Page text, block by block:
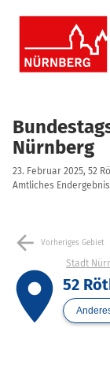
Nürnberg
23. Februar 2025, 52
Amtliches Endergebnis
arrow_back Vorheriges Gebiet
place
Stadt
52